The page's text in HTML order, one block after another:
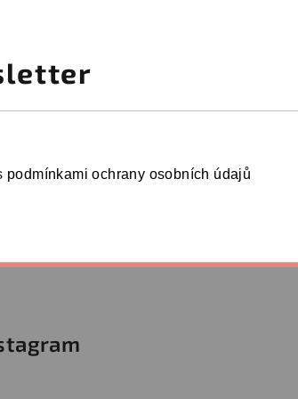
podmínkami ochrany osobních údajů